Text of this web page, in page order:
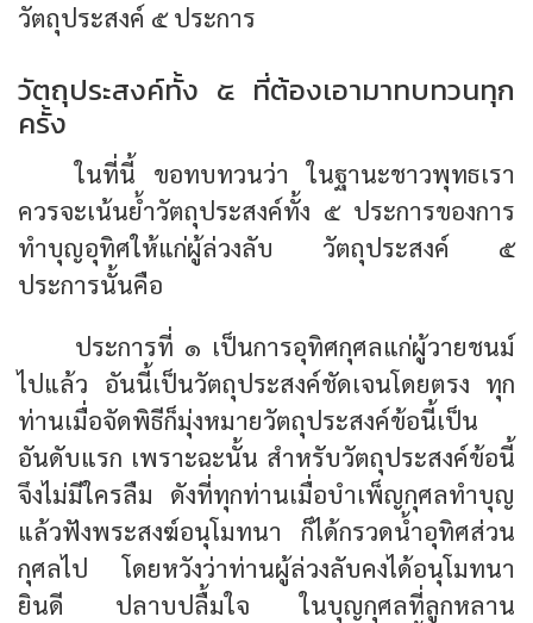
วัตถุประสงค์ ๕ ประการ
วัตถุประสงค์ทั้ง ๕ ที่ต้องเอามาทบทวนทุก
ครั้ง
ในที่นี้ ขอทบทวนว่า ในฐานะชาวพุทธเรา
ควรจะเน้นย้ำวัตถุประสงค์ทั้ง ๕ ประการของการ
ทำบุญอุทิศให้แก่ผู้ล่วงลับ วัตถุประสงค์ ๕
ประการนั้นคือ
ประการที่ ๑ เป็นการอุทิศกุศลแก่ผู้วายชนม์
ไปแล้ว อันนี้เป็นวัตถุประสงค์ชัดเจนโดยตรง ทุก
ท่านเมื่อจัดพิธีก็มุ่งหมายวัตถุประสงค์ข้อนี้เป็น
อันดับแรก เพราะฉะนั้น สำหรับวัตถุประสงค์ข้อนี้
จึงไม่มีใครลืม ดังที่ทุกท่านเมื่อบำเพ็ญกุศลทำบุญ
แล้วฟังพระสงฆ์อนุโมทนา ก็ได้กรวดน้ำอุทิศส่วน
กุศลไป โดยหวังว่าท่านผู้ล่วงลับคงได้อนุโมทนา
ยินดี ปลาบปลื้มใจ ในบุญกุศลที่ลูกหลาน